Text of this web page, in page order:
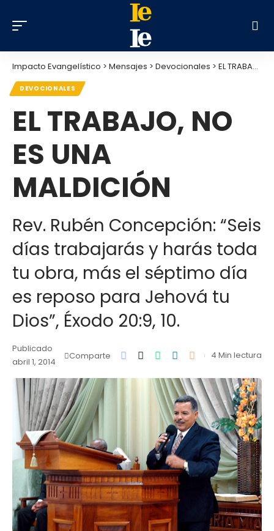
Impacto Evangelístico > Mensajes > Devocionales > EL TRABAJO, NO ES UNA MALDICIÓN
DEVOCIONALES
EL TRABAJO, NO
ES UNA
MALDICIÓN
Rev. Rubén Concepción: “Seis
días trabajarás y harás toda
tu obra, más el séptimo día
es reposo para Jehová tu
Dios”, Éxodo 20:9, 10.
Publicado
abril 1, 2014
Comparte 4 Min lectura